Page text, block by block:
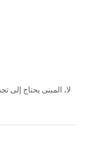
لا، المبنى يحتاج